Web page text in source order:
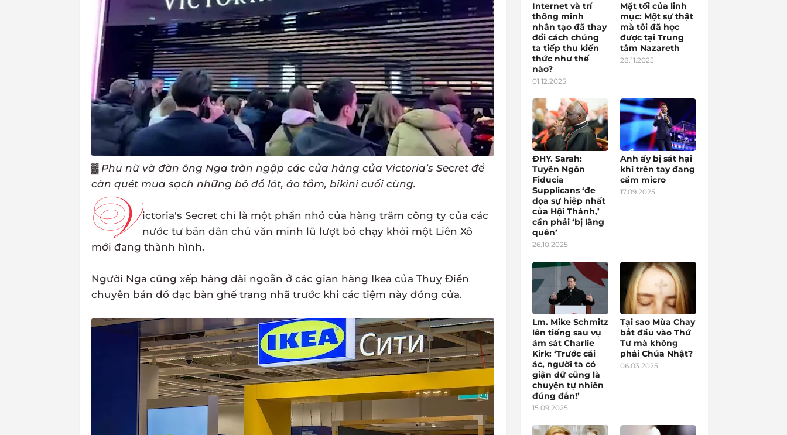
▓ Phụ nữ và đàn ông Nga tràn ngập các cửa hàng của Victoria’s Secret để
càn quét mua sạch những bộ đồ lót, áo tắm, bikini cuối cùng.
V ictoria's Secret chỉ là một phần nhỏ của hàng trăm công ty của các
nước tư bản dân chủ văn minh lũ lượt bỏ chạy khỏi một Liên Xô
mới đang thành hình.
Người Nga cũng xếp hàng dài ngoằn ở các gian hàng Ikea của Thuỵ Điển
chuyên bán đồ đạc bàn ghế trang nhã trước khi các tiệm này đóng cửa.
Internet và trí
thông minh
nhân tạo đã thay
đổi cách chúng
ta tiếp thu kiến
thức như thế
nào?
01.12.2025
Mặt tối của linh
mục: Một sự thật
mà tôi đã học
được tại Trung
tâm Nazareth
28.11.2025
ĐHY. Sarah:
Tuyên Ngôn
Fiducia
Supplicans ‘đe
dọa sự hiệp nhất
của Hội Thánh,’
cần phải ‘bị lãng
quên’
26.10.2025
Anh ấy bị sát hại
khi trên tay đang
cầm micro
17.09.2025
Lm. Mike Schmitz
lên tiếng sau vụ
ám sát Charlie
Kirk: ‘Trước cái
ác, người ta có
giận dữ cũng là
chuyện tự nhiên
đúng đắn!’
15.09.2025
Tại sao Mùa Chay
bắt đầu vào Thứ
Tư mà không
phải Chúa Nhật?
06.03.2025